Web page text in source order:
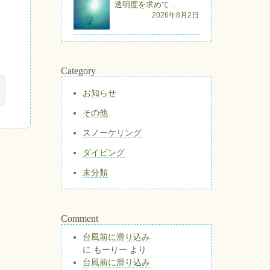
透明度を求めて…
2026年8月2日
Category
お知らせ
その他
スノーケリング
ダイビング
未分類
Comment
台風前に滑り込み
に もーりー より
台風前に滑り込み